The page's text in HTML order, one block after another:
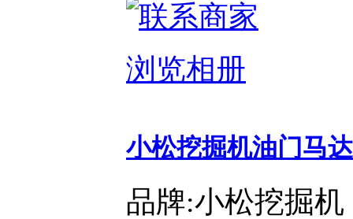
浏览相册
小松挖掘机油门马达
品牌:小松挖掘